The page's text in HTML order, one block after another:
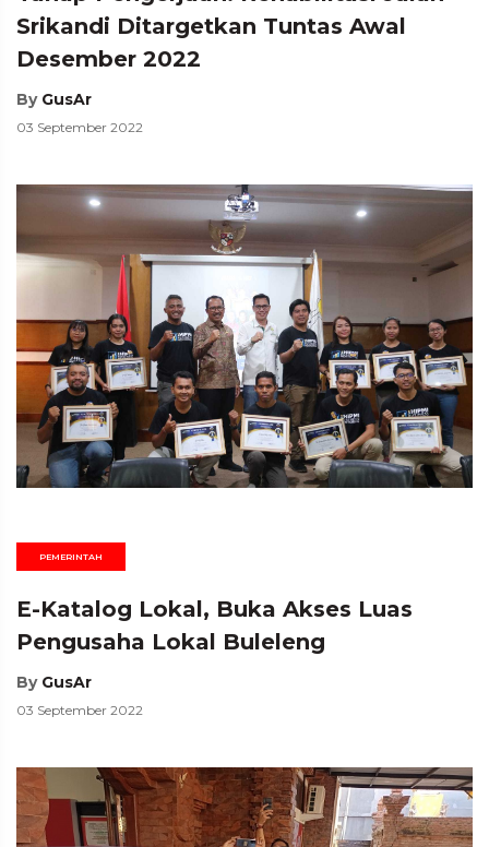
Srikandi Ditargetkan Tuntas Awal
Desember 2022
By GusAr
03 September 2022
PEMERINTAH
E-Katalog Lokal, Buka Akses Luas
Pengusaha Lokal Buleleng
By GusAr
03 September 2022